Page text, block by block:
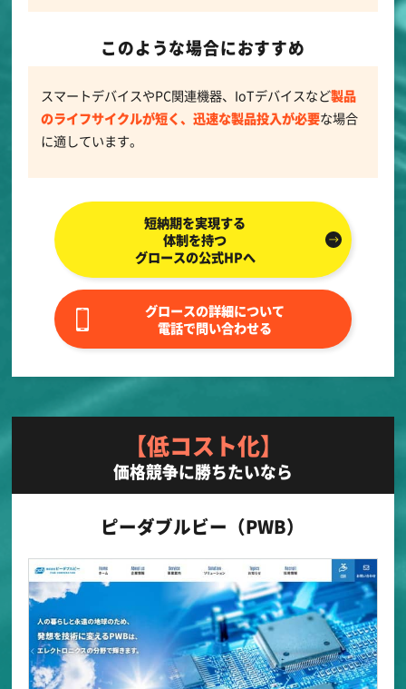
このような場合におすすめ
スマートデバイスやPC関連機器、IoTデバイスなど製品
のライフサイクルが短く、迅速な製品投入が必要な場合
に適しています。
短納期を実現する
体制を持つ
グロースの公式HPへ
グロースの詳細について
電話で問い合わせる
【低コスト化】
価格競争に勝ちたいなら
ピーダブルビー（PWB）